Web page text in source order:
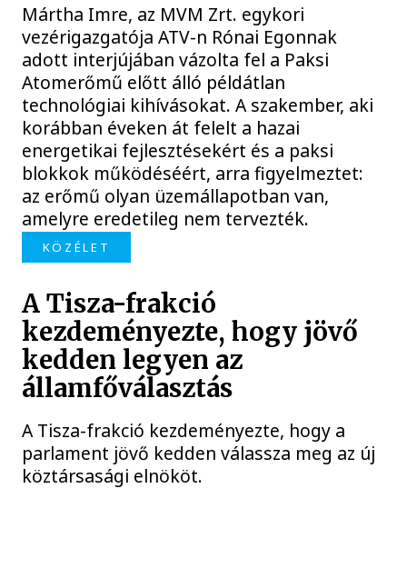
Mártha Imre, az MVM Zrt. egykori
vezérigazgatója ATV-n Rónai Egonnak
adott interjújában vázolta fel a Paksi
Atomerőmű előtt álló példátlan
technológiai kihívásokat. A szakember, aki
korábban éveken át felelt a hazai
energetikai fejlesztésekért és a paksi
blokkok működéséért, arra figyelmeztet:
az erőmű olyan üzemállapotban van,
amelyre eredetileg nem tervezték.
KÖZÉLET
A Tisza-frakció
kezdeményezte, hogy jövő
kedden legyen az
államfőválasztás
A Tisza-frakció kezdeményezte, hogy a
parlament jövő kedden válassza meg az új
köztársasági elnököt.